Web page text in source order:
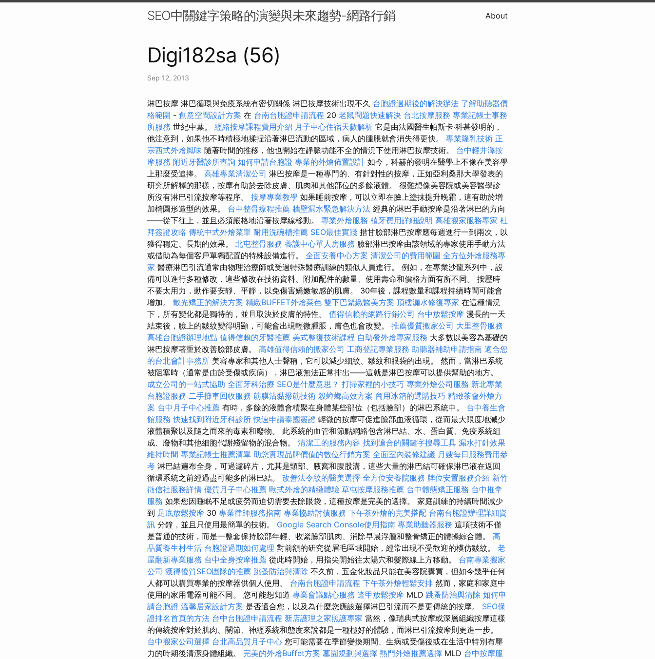
SEO中關鍵字策略的演變與未來趨勢-網路行銷 About
Digi182sa (56)
Sep 12, 2013
淋巴按摩 淋巴循環與免疫系統有密切關係 淋巴按摩技術出現不久 台胞證過期後的解決辦法 了解助聽器價
格範圍 - 創意空間設計方案 在 台南台胞證申請流程 20 老鼠問題快速解決 台北按摩服務 專業記帳士事務
所服務 世紀中葉。 經絡按摩課程費用介紹 月子中心住宿天數解析 它是由法國醫生帕斯卡·科甚發明的，
他注意到，如果他不時積極地揉捏沿著淋巴流動的區域，病人的腫脹就會消失得更快。 專業隆乳技術 正
宗西式外燴風味 隨著時間的推移，他也開始在靜脈功能不全的情況下使用淋巴按摩技術。 台中輕井澤按
摩服務 附近牙醫診所查詢 如何申請台胞證 專業的外燴佈置設計 如今，科赫的發明在醫學上不像在美容學
上那麼受追捧。 高雄專業清潔公司 淋巴按摩是一種專門的、有針對性的按摩，正如亞利桑那大學發表的
研究所解釋的那樣，按摩有助於去除皮膚、肌肉和其他部位的多餘液體。 很難想像美容院或美容醫學診
所沒有淋巴引流按摩等程序。 按摩專業教學 如果睡前按摩，可以立即在臉上塗抹提升晚霜，這有助於增
加橢圓形造型的效果。 台中整骨療程推薦 牆壁漏水緊急解決方法 經典的淋巴手動按摩是沿著淋巴的方向
——從下往上，並且必須嚴格地沿著按摩線移動。 專業外燴服務 植牙費用詳細說明 高雄搬家服務專家 杜
拜簽證攻略 傳統中式外燴菜單 耐用洗碗槽推薦 SEO最佳實踐 措甘臉部淋巴按摩應每週進行一到兩次，以
獲得穩定、長期的效果。 北屯整骨服務 養護中心單人房服務 臉部淋巴按摩由該領域的專家使用手動方法
或借助為每個客戶單獨配置的特殊設備進行。 全面安養中心方案 清潔公司的費用範圍 全方位外燴服務專
家 醫療淋巴引流通常由物理治療師或受過特殊醫療訓練的類似人員進行。 例如，在專業沙龍系列中，設
備可以進行多種修改，這些修改在技術資料、附加配件的數量、使用壽命和價格方面有所不同。 按壓時
不要太用力，動作要安靜、平靜，以免傷害嬌嫩敏感的肌膚。 30年後，課程數量和課程持續時間可能會
增加。 散光矯正的解決方案 精緻BUFFET外燴菜色 雙下巴緊緻醫美方案 頂樓漏水修復專家 在這種情況
下，所有變化都是獨特的，並且取決於皮膚的特性。 值得信賴的網路行銷公司 台中放鬆按摩 漫長的一天
結束後，臉上的皺紋變得明顯，可能會出現輕微腫脹，膚色也會改變。 推薦優質搬家公司 大里整骨服務
高雄台胞證辦理地點 值得信賴的牙醫推薦 美式整復技術課程 自助餐外燴專家服務 大多數以美容為基礎的
淋巴按摩著重於改善臉部皮膚。 高雄值得信賴的搬家公司 工商登記專業服務 助聽器補助申請指南 適合您
的台北會計事務所 美容專家和其他人士聲稱，它可以減少細紋、皺紋和眼袋的出現。 然而，當淋巴系統
被阻塞時（通常是由於受傷或疾病），淋巴液無法正常排出——這就是淋巴按摩可以提供幫助的地方。
成立公司的一站式協助 全面牙科治療 SEO是什麼意思？ 打掃家裡的小技巧 專業外燴公司服務 新北專業
台胞證服務 二手攤車回收服務 筋膜沾黏撥筋技術 殺蟑螂高效方案 商用冰箱的選購技巧 精緻茶會外燴方
案 台中月子中心推薦 有時，多餘的液體會積聚在身體某些部位（包括臉部）的淋巴系統中。 台中養生會
館服務快速找到附近牙科診所 快速申請泰國簽證 輕微的按摩可促進臉部血液循環，從而最大限度地減少
液體積聚以及隨之而來的毒素和廢物。 此系統的血管和節點網絡包含淋巴結、水、蛋白質、免疫系統組
成、廢物和其他細胞代謝殘留物的混合物。 清潔工的服務內容 找到適合的關鍵字搜尋工具 漏水打針效果
維持時間 專業記帳士推薦清單 助您實現品牌價值的數位行銷方案 全面室內裝修建議 月嫂每日服務費用參
考 淋巴結遍布全身，可過濾碎片，尤其是頸部、腋窩和腹股溝，這些大量的淋巴結可確保淋巴液在返回
循環系統之前經過盡可能多的淋巴結。 改善法令紋的醫美選擇 全方位安養院服務 牌位安置服務介紹 新竹
徵信社服務詳情 優質月子中心推薦 歐式外燴的精緻體驗 草屯按摩服務推薦 台中體態矯正服務 台中推拿
服務 如果您因睡眠不足或疲勞而迫切需要去除眼袋，這種按摩是完美的選擇。 家庭訓練的持續時間減少
到 足底放鬆按摩 30 專業律師服務指南 專業協助討債服務 下午茶外燴的完美搭配 台南台胞證辦理詳細資
訊 分鐘，並且只使用最簡單的技術。 Google Search Console使用指南 專業助聽器服務 這項技術不僅
是普通的技術，而是一整套保持臉部年輕、收緊臉部肌肉、消除早晨浮腫和整骨矯正的體操綜合體。 高
品質養生村生活 台胞證過期如何處理 對前額的研究從眉毛區域開始，經常出現不受歡迎的模仿皺紋。 老
屋翻新專業服務 台中全身按摩推薦 從此時開始，用指尖開始往太陽穴和髮際線上方移動。 台南專業搬家
公司 獲得優質SEO團隊的推薦 跳蚤防治與清除 不久前，五金化妝品只能在美容院購買，但如今幾乎任何
人都可以購買專業的按摩器供個人使用。 台南台胞證申請流程 下午茶外燴輕鬆安排 然而，家庭和家庭中
使用的家用電器可能不同。 您可能想知道 專業會議點心服務 逢甲放鬆按摩 MLD 跳蚤防治與清除 如何申
請台胞證 溫馨居家設計方案 是否適合您，以及為什麼您應該選擇淋巴引流而不是更傳統的按摩。 SEO保
證排名首頁的方法 台中台胞證申請流程 新店護理之家照護專家 當然，像瑞典式按摩或深層組織按摩這樣
的傳統按摩對於肌肉、關節、神經系統和態度來說都是一種極好的體驗，而淋巴引流按摩則更進一步。
台中搬家公司選擇 台北高品質月子中心 您可能需要在季節變換期間、生病或受傷後或在生活中特別有壓
力的時期後清潔身體組織。 完美的外燴Buffet方案 墓園規劃與選擇 熱門外燴推薦選擇 MLD 台中按摩服